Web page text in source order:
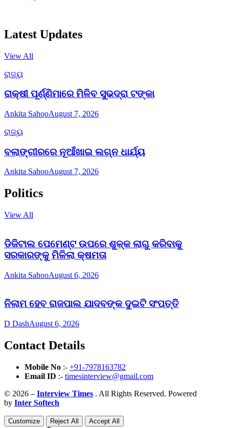
Latest Updates
View All
ରାଜ୍ୟ
ରାକ୍ଷୀ ପୂର୍ଣ୍ଣିମାରେ ମିଳିବ ସୁଭଦ୍ରା ଟଙ୍କା
Ankita SahooAugust 7, 2026
ରାଜ୍ୟ
ବଲାଙ୍ଗୀରରେ ନୂଆଁଖାଇ ଲଗ୍ନ ଧାର୍ଯ୍ୟ
Ankita SahooAugust 7, 2026
Politics
View All
ଡିଜିଟାଲ ପେମେଣ୍ଟ ଉପରେ ଶୁଳ୍କ ଲାଗୁ କରିବାକୁ
ସରକାରଙ୍କୁ ମିଳିଲା କ୍ଷମତା
Ankita SahooAugust 6, 2026
ନିଲାମ ହେବ ରାଜପାଲ ଯାଦବଙ୍କ ଦୁଇଟି ସଂପତ୍ତି
D DashAugust 6, 2026
Contact Details
Mobile No :- +91-7978163782
Email ID :- timesinterview@gmail.com
© 2026 – Interview Times . All Rights Reserved. Powered
by Inter Softech
Customize Reject All Accept All